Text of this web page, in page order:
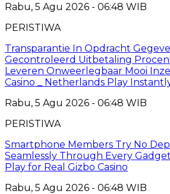
Rabu, 5 Agu 2026 - 06:48 WIB
PERISTIWA
Transparantie In Opdracht
Gecontroleerd Uitbetaling
Leveren Onweerlegbaar Mooi
Casino _ Netherlands Play
Rabu, 5 Agu 2026 - 06:48 WIB
PERISTIWA
Smartphone Members Try No
Seamlessly Through Every
Play for Real Gizbo Casino
Rabu, 5 Agu 2026 - 06:48 WIB